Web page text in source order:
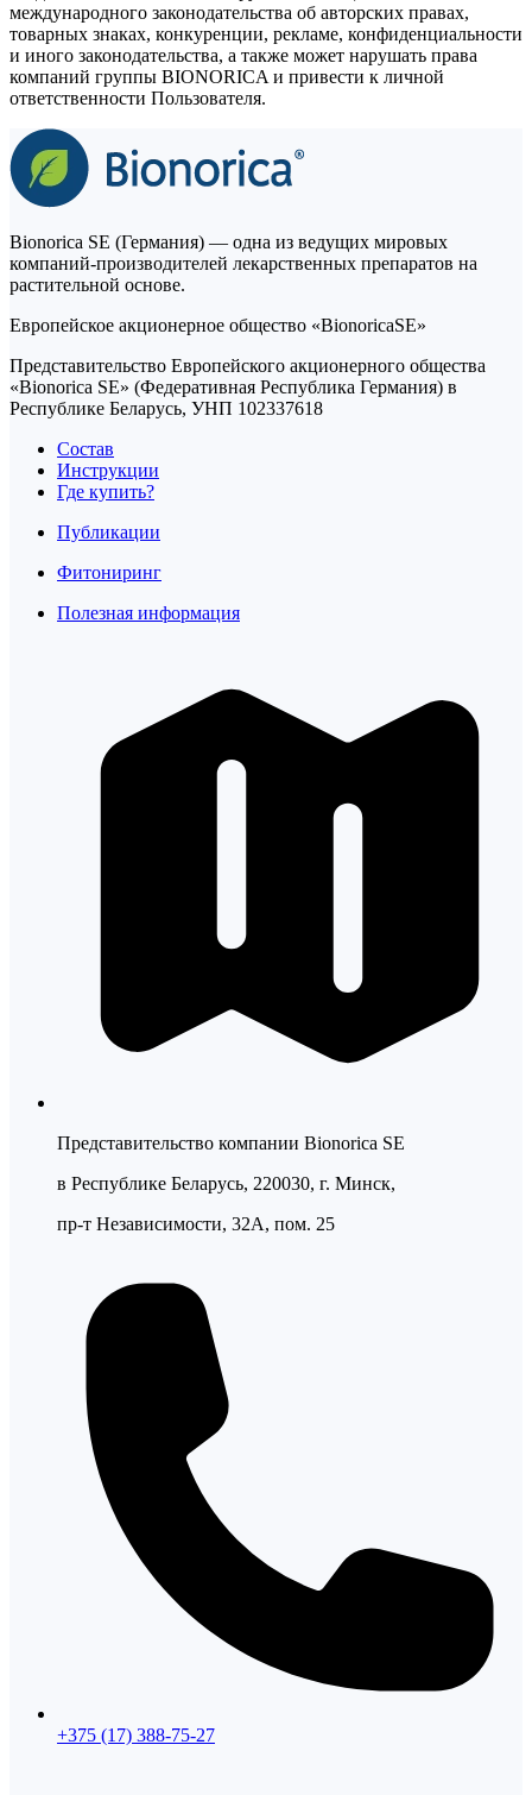
международного законодательства об авторских правах,
товарных знаках, конкуренции, рекламе, конфиденциальности
и иного законодательства, а также может нарушать права
компаний группы BIONORICA и привести к личной
ответственности Пользователя.
Bionorica SE (Германия) — одна из ведущих мировых
компаний-производителей лекарственных препаратов на
растительной основе.
Европейское акционерное общество «BionoricaSE»
Представительство Европейского акционерного общества
«Bionorica SE» (Федеративная Республика Германия) в
Республике Беларусь, УНП 102337618
Состав
Инструкции
Где купить?
Публикации
Фитониринг
Полезная информация
Представительство компании Bionorica SE
в Республике Беларусь, 220030, г. Минск,
пр-т Независимости, 32А, пом. 25
+375 (17) 388-75-27